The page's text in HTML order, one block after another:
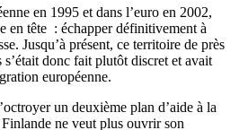
en 1995 et dans l’euro en 2002,
en tête : échapper définitivement à
Jusqu’à présent, ce territoire de près
donc fait plutôt discret et avait
européenne.
un deuxième plan d’aide à la
ne veut plus ouvrir son